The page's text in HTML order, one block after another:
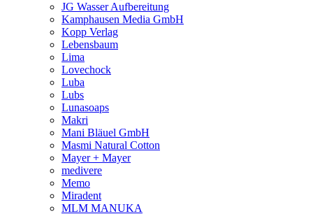
JG Wasser Aufbereitung
Kamphausen Media GmbH
Kopp Verlag
Lebensbaum
Lima
Lovechock
Luba
Lubs
Lunasoaps
Makri
Mani Bläuel GmbH
Masmi Natural Cotton
Mayer + Mayer
medivere
Memo
Miradent
MLM MANUKA